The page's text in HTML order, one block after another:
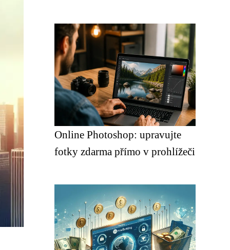
Online Photoshop: upravujte
fotky zdarma přímo v prohlížeči